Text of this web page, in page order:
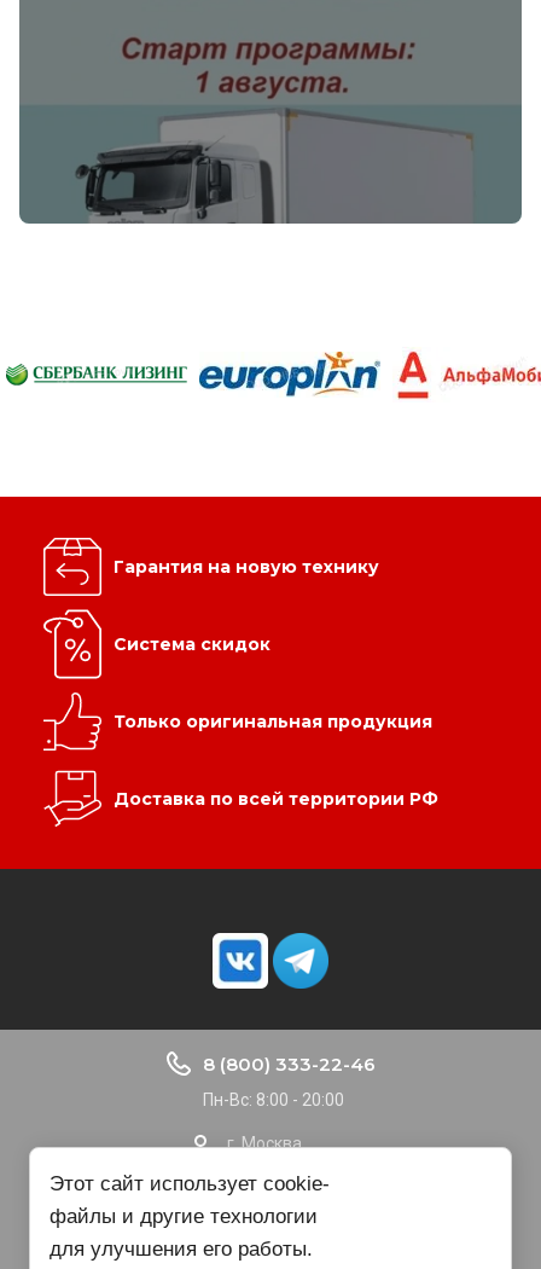
Гарантия на новую технику
Система скидок
Только оригинальная продукция
Доставка по всей территории РФ
8 (800) 333-22-46
Пн-Вс: 8:00 - 20:00
г. Москва
Этот сайт использует cookie-
файлы и другие технологии
для улучшения его работы.